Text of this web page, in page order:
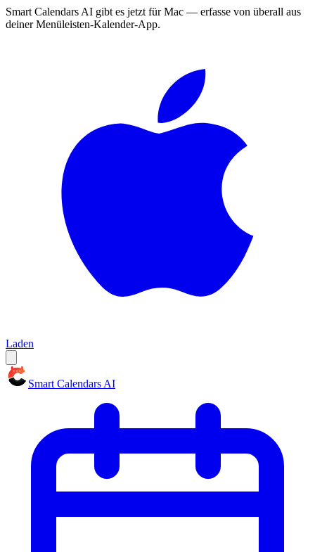
Smart Calendars AI gibt es jetzt für Mac — erfasse von überall aus
deiner Menüleisten-Kalender-App.
Laden
Smart Calendars AI